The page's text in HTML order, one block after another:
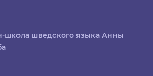
школа шведского языка Анны